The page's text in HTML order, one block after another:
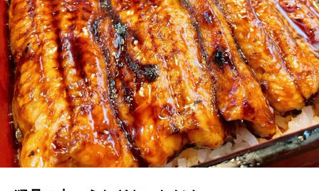
COMPANY
株式会社かなう家の紹介
STAFF
スタッフ紹介
BLOG
「本日も絶好調さまです！』代表・窪田 純一のブログ